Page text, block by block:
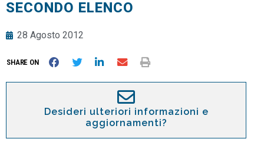
SECONDO ELENCO
28 Agosto 2012
SHARE ON
Desideri ulteriori informazioni e
aggiornamenti?